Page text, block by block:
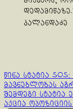
კალანდაძე
Continue
Reading
წინა სტატია
მავნებლობას
შემდეგი სტატია
აქცია